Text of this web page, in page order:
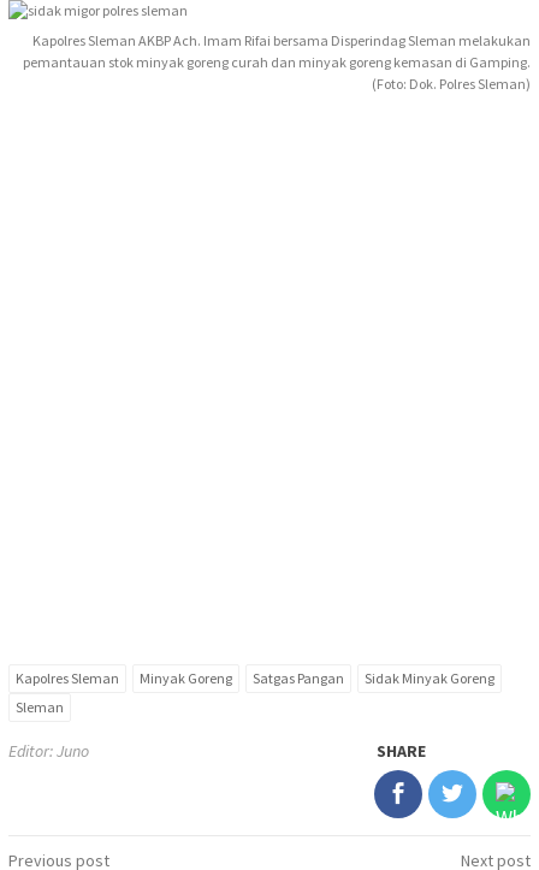
Kapolres Sleman AKBP Ach. Imam Rifai bersama Disperindag Sleman melakukan
pemantauan stok minyak goreng curah dan minyak goreng kemasan di Gamping.
(Foto: Dok. Polres Sleman)
Kapolres Sleman Minyak Goreng Satgas Pangan
Sidak Minyak Goreng
Sleman
Editor: Juno SHARE
Previous post Next post